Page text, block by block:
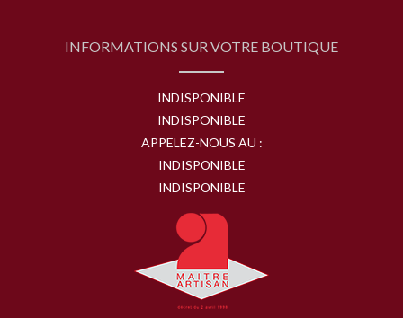
INFORMATIONS SUR VOTRE BOUTIQUE
INDISPONIBLE
INDISPONIBLE
APPELEZ-NOUS AU :
INDISPONIBLE
INDISPONIBLE